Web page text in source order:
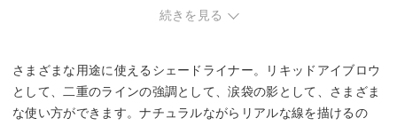
続きを見る
さまざまな用途に使えるシェードライナー。リキッドアイブロウ
として、二重のラインの強調として、涙袋の影として、さまざま
な使い方ができます。ナチュラルながらリアルな線を描けるの